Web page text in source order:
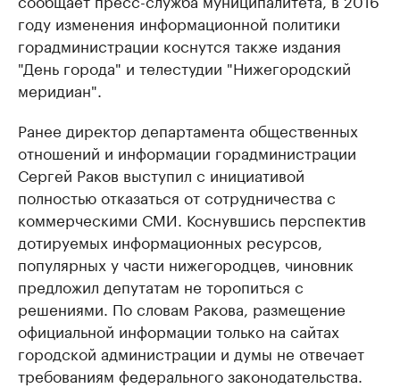
году изменения информационной политики
горадминистрации коснутся также издания
"День города" и телестудии "Нижегородский
меридиан".
Ранее директор департамента общественных
отношений и информации горадминистрации
Сергей Раков выступил с инициативой
полностью отказаться от сотрудничества с
коммерческими СМИ. Коснувшись перспектив
дотируемых информационных ресурсов,
популярных у части нижегородцев, чиновник
предложил депутатам не торопиться с
решениями. По словам Ракова, размещение
официальной информации только на сайтах
городской администрации и думы не отвечает
требованиям федерального законодательства.